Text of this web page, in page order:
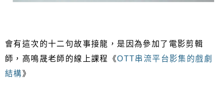
會有這次的十二句故事接龍，是因為參加了電影剪輯
師，高鳴晟老師的線上課程《OTT串流平台影集的戲劇
結構》